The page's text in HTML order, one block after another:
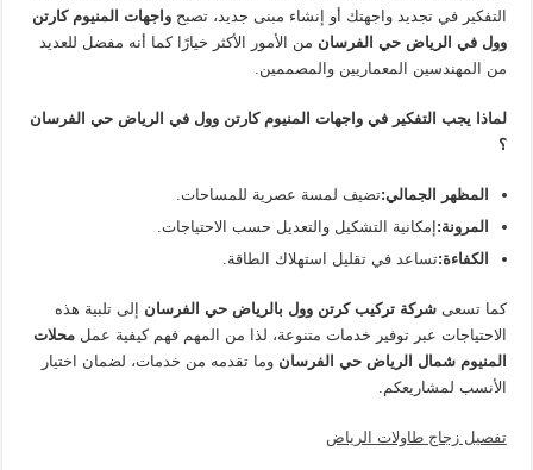
التفكير في تجديد واجهتك أو إنشاء مبنى جديد، تصبحواجهات المنيوم كارتن
وول في الرياض حي الفرسان من الأمور الأكثر خيارًا كما أنه مفضل للعديد
من المهندسين المعماريين والمصممين.
لماذا يجب التفكير في واجهات المنيوم كارتن وول في الرياض حي الفرسان
؟
المظهر الجمالي:تضيف لمسة عصرية للمساحات.
المرونة: إمكانية التشكيل والتعديل حسب الاحتياجات.
الكفاءة:تساعد في تقليل استهلاك الطاقة.
كما تسعى شركة تركيب كرتن وول بالرياض حي الفرسان إلى تلبية هذه
الاحتياجات عبر توفير خدمات متنوعة، لذا من المهم فهم كيفية عملمحلات
المنيوم شمال الرياض حي الفرسان وما تقدمه من خدمات، لضمان اختيار
الأنسب لمشاريعكم.
تفصيل زجاج طاولات الرياض